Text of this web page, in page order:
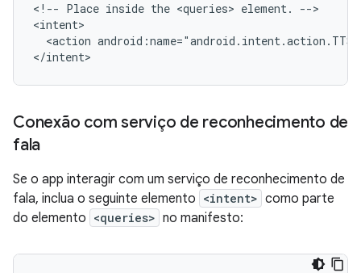
<!-- Place inside the <queries> element.
-->
<action
</intent>
Conexão com serviço de reconhecimento de
fala
Se o app interagir com um serviço de reconhecimento de
fala, inclua o seguinte elemento <intent> como parte
do elemento <queries> no manifesto: